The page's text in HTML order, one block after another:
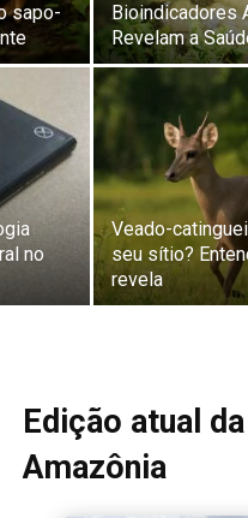
sapo-
Bioindicadores
Revelam a
no
Veado-
seu sítio?
revela
Edição atual
Amazônia